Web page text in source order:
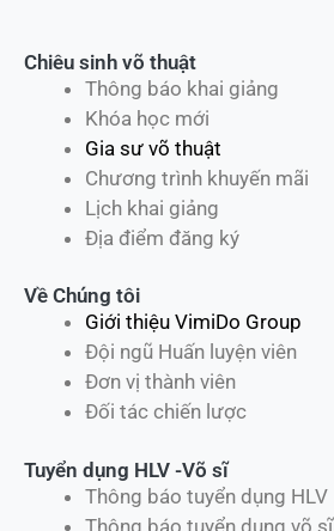
Chiêu sinh võ thuật
Thông báo khai giảng
Khóa học mới
Gia sư võ thuật
Chương trình khuyến mãi
Lịch khai giảng
Địa điểm đăng ký
Về Chúng tôi
Giới thiệu VimiDo Group
Đội ngũ Huấn luyện viên
Đơn vị thành viên
Đối tác chiến lược
Tuyển dụng HLV -Võ sĩ
Thông báo tuyển dụng HLV
Thông báo tuyển dụng võ sĩ